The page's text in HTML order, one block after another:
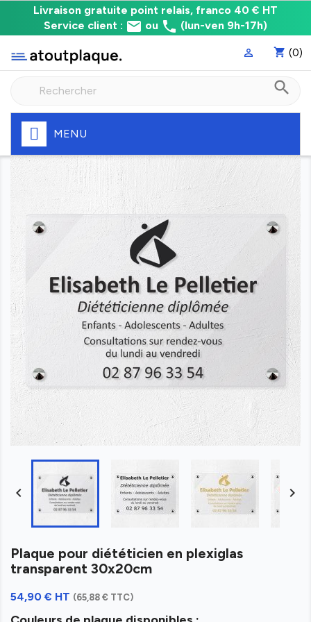
Livraison gratuite point relais, franco 40 € HT
Service client : email ou phone (lun-ven 9h-17h)
Livraison
relais,
franco
Fabrication
express
shopping_cart (0)

search
MENU
 
Plaque pour diététicien en plexiglas
transparent 30x20cm
54,90 € HT (65,88 € TTC)